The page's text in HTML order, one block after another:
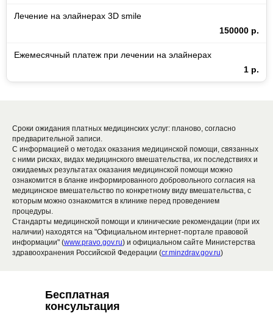
Лечение на элайнерах 3D smile
150000 р.
Ежемесячный платеж при лечении на элайнерах
1 р.
Сроки ожидания платных медицинских услуг: планово, согласно
предварительной записи.
С информацией о методах оказания медицинской помощи, связанных
с ними рисках, видах медицинского вмешательства, их последствиях и
ожидаемых результатах оказания медицинской помощи можно
ознакомится в бланке информированного добровольного согласия на
медицинское вмешательство по конкретному виду вмешательства, с
которым можно ознакомится в клинике перед проведением
процедуры.
Стандарты медицинской помощи и клинические рекомендации (при их
наличии) находятся на "Официальном интернет-портале правовой
информации" (www.pravo.gov.ru) и официальном сайте Министерства
здравоохранения Российской Федерации (cr.minzdrav.gov.ru)
Бесплатная
консультация
Записаться на приём в нашу клинику
просто и удобно! Вы можете оставить
заявку онлайн, а наши администраторы
свяжутся с вами для подтверждения
записи и уточнения деталей.